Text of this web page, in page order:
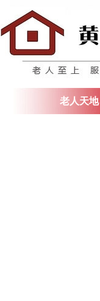
中国黄山国际银龄公寓
老人天地